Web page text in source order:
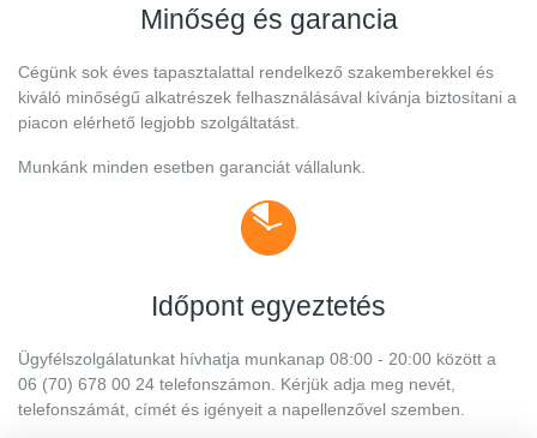
Minőség és garancia
Cégünk sok éves tapasztalattal rendelkező szakemberekkel és
kiváló minőségű alkatrészek felhasználásával kívánja biztosítani a
piacon elérhető legjobb szolgáltatást.
Munkánk minden esetben garanciát vállalunk.
Időpont egyeztetés
Ügyfélszolgálatunkat hívhatja munkanap 08:00 - 20:00 között a
06 (70) 678 00 24 telefonszámon. Kérjük adja meg nevét,
telefonszámát, címét és igényeit a napellenzővel szemben.